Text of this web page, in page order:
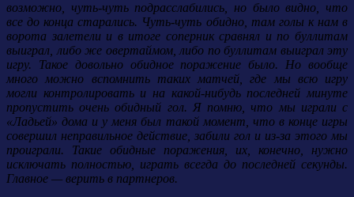
возможно, чуть-чуть подрасслабились, но было видно, что
все до конца старались. Чуть-чуть обидно, там голы к нам в
ворота залетели и в итоге соперник сравнял и по буллитам
выиграл, либо же овертаймом, либо по буллитам выиграл эту
игру. Такое довольно обидное поражение было. Но вообще
много можно вспомнить таких матчей, где мы всю игру
могли контролировать и на какой-нибудь последней минуте
пропустить очень обидный гол. Я помню, что мы играли с
«Ладьей» дома и у меня был такой момент, что в конце игры
совершил неправильное действие, забили гол и из-за этого мы
проиграли. Такие обидные поражения, их, конечно, нужно
исключать полностью, играть всегда до последней секунды.
Главное — верить в партнеров.